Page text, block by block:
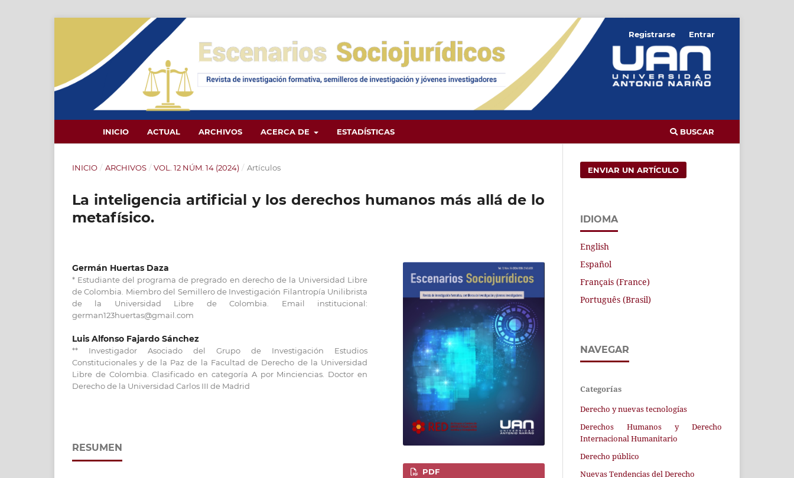
INICIO ACTUAL ARCHIVOS ACERCA DE ESTADÍSTICAS BUSCAR
Registrarse Entrar
INICIO / ARCHIVOS / VOL. 12 NÚM. 14 (2024) / Artículos
La inteligencia artificial y los derechos humanos más allá de lo
metafísico.
Germán Huertas Daza
* Estudiante del programa de pregrado en derecho de la Universidad Libre
de Colombia. Miembro del Semillero de Investigación Filantropía Unilibrista
de la Universidad Libre de Colombia. Email institucional:
german123huertas@gmail.com
Luis Alfonso Fajardo Sánchez
** Investigador Asociado del Grupo de Investigación Estudios
Constitucionales y de la Paz de la Facultad de Derecho de la Universidad
Libre de Colombia. Clasificado en categoría A por Minciencias. Doctor en
Derecho de la Universidad Carlos III de Madrid
RESUMEN
PDF
ENVIAR UN ARTÍCULO
IDIOMA
English
Español
Français (France)
Português (Brasil)
NAVEGAR
Categorías
Derecho y nuevas tecnologías
Derechos Humanos y Derecho
Internacional Humanitario
Derecho público
Nuevas Tendencias del Derecho